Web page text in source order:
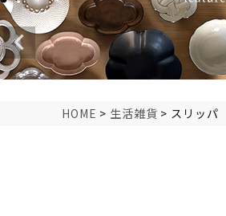
HOME 生活雑貨 スリッパ